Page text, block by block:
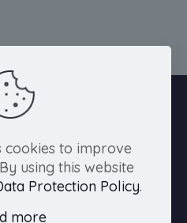
cookies to improve
using this website
Protection Policy.
more